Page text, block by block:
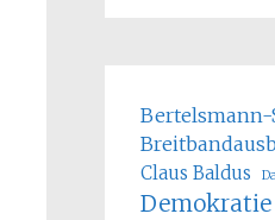
Claus Baldus
Demokratie